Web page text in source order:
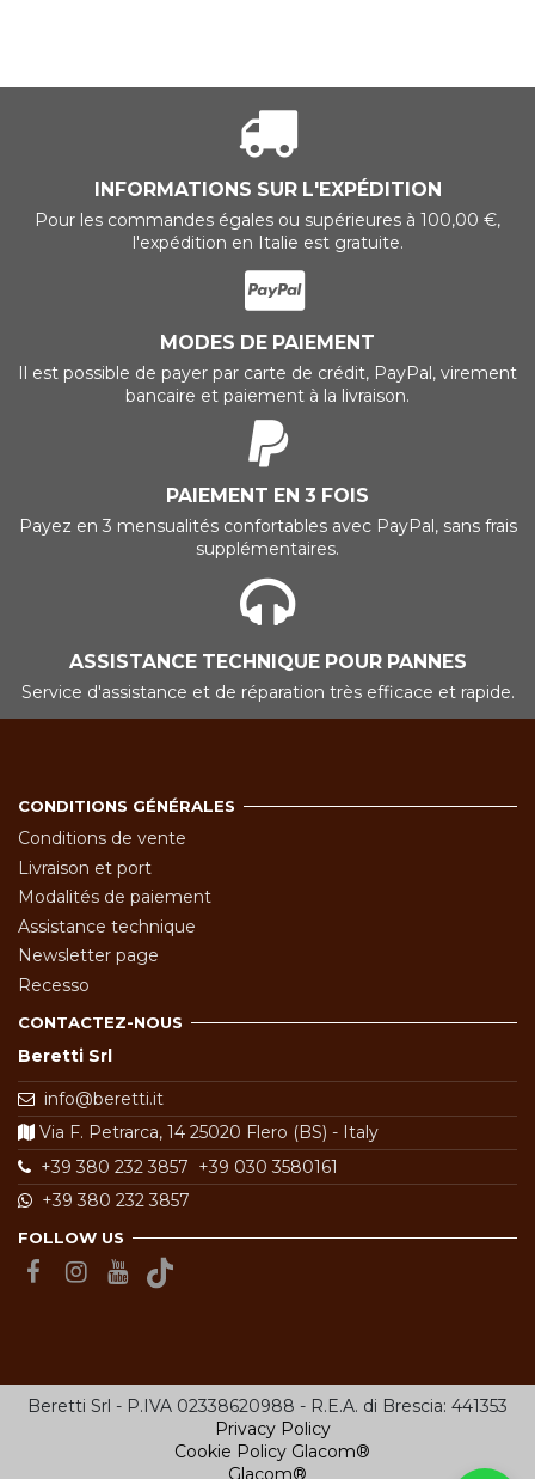
INFORMATIONS SUR L'EXPÉDITION
Pour les commandes égales ou supérieures à 100,00 €,
l'expédition en Italie est gratuite.
MODES DE PAIEMENT
Il est possible de payer par carte de crédit, PayPal, virement
bancaire et paiement à la livraison.
PAIEMENT EN 3 FOIS
Payez en 3 mensualités confortables avec PayPal, sans frais
supplémentaires.
ASSISTANCE TECHNIQUE POUR PANNES
Service d'assistance et de réparation très efficace et rapide.
CONDITIONS GÉNÉRALES
Conditions de vente
Livraison et port
Modalités de paiement
Assistance technique
Newsletter page
Recesso
CONTACTEZ-NOUS
Beretti Srl
info@beretti.it
Via F. Petrarca, 14 25020 Flero (BS) - Italy
+39 380 232 3857 +39 030 3580161
+39 380 232 3857
FOLLOW US
Beretti Srl - P.IVA 02338620988 - R.E.A. di Brescia: 441353
Privacy Policy
Cookie Policy Glacom®
Glacom®